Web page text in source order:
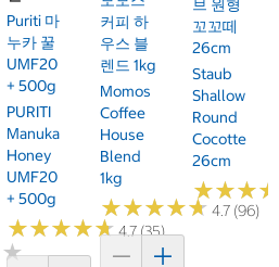
★
★
Puriti 마
누카 꿀
UMF20
+ 500g
PURITI
Manuka
Honey
UMF20
+ 500g
★★★★★
★★★★★4.7 (35)
커피 하
우스 블
렌드 1kg
Momos
Coffee
House
Blend
1kg
★★★★★
★★★★★4.7 (96)
브 원형
꼬꼬떼
26cm
Staub
Shallow
Round
Cocotte
26cm
★★★
★★★